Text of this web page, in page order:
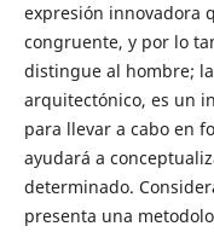
expresión innovadora
congruente, y por lo
distingue al hombre;
arquitectónico, es un
para llevar a cabo en
ayudará a
determinado.
presenta una